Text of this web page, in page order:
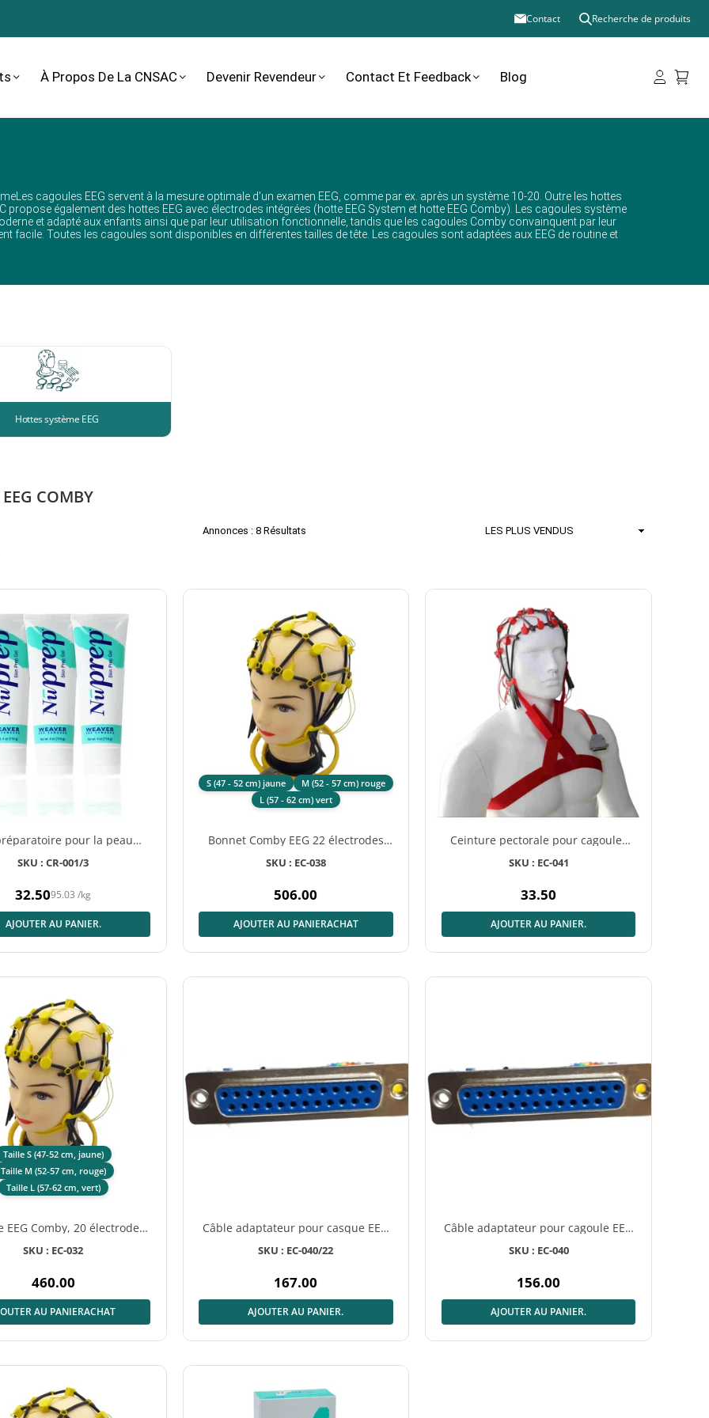
Contact Recherche de produits
À Propos De La CNSAC Devenir Revendeur Contact Et Feedback Blog
cagoules EEG servent à la mesure optimale d'un examen EEG, comme par ex. après un système 10-20. Outre les hottes
propose également des hottes EEG avec électrodes intégrées (hotte EEG System et hotte EEG Comby). Les cagoules système
et adapté aux enfants ainsi que par leur utilisation fonctionnelle, tandis que les cagoules Comby convainquent par leur
facile. Toutes les cagoules sont disponibles en différentes tailles de tête. Les cagoules sont adaptées aux EEG de routine et
Hottes système EEG
COMBY
Annonces : 8 Résultats Trier
pour la peau
tube de 3 × 114 g
SKU : CR-001/3
Prix
normal
32.5095.03 /kg
AJOUTER AU PANIER.
S (47 - 52 cm) jaune
M (52 - 57 cm) rouge
L (57 - 62 cm) vert
Bonnet Comby EEG 22 électrodes
Ag/AgCl pour adultes
SKU : EC-038
Prix
normal
506.00
AJOUTER AU PANIERACHAT
Ceinture pectorale pour cagoules
Comby EEG
SKU : EC-041
Prix
normal
33.50
AJOUTER AU PANIER.
Taille S (47-52 cm, jaune)
Taille M (52-57 cm, rouge)
Taille L (57-62 cm, vert)
EEG Comby, 20 électrodes
pour adultes
SKU : EC-032
Prix
normal
460.00
AU PANIERACHAT
Câble adaptateur pour casque EEG
Comby – 22 électrodes
SKU : EC-040/22
Prix
normal
167.00
AJOUTER AU PANIER.
Câble adaptateur pour cagoule EEG
Comby avec 20 électrodes
SKU : EC-040
Prix
normal
156.00
AJOUTER AU PANIER.